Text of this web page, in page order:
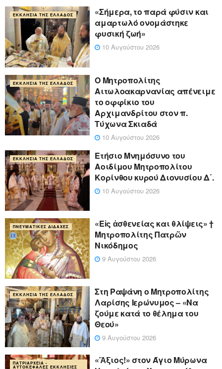
ΕΚΚΛΗΣΊΑ ΤΗΣ ΕΛΛΆΔΟΣ
«Σήμερα, το παρά φύσιν και
αμαρτωλό ονομάστηκε
φυσική ζωή»
10 Αυγούστου 2026
ΕΚΚΛΗΣΊΑ ΤΗΣ ΕΛΛΆΔΟΣ
Ο Μητροπολίτης
Αιτωλοακαρνανίας απένειμε
το οφφίκιο του
Αρχιμανδρίτου στον π.
Τύχωνα Σκιαδά
10 Αυγούστου 2026
ΕΚΚΛΗΣΊΑ ΤΗΣ ΕΛΛΆΔΟΣ
Ετήσιο Μνημόσυνο του
Αοιδίμου Μητροπολίτου
Κορίνθου κυρού Διονυσίου Δ΄.
10 Αυγούστου 2026
ΠΝΕΥΜΑΤΙΚΈΣ ΔΙΔΑΧΈΣ
«Eἰς ἀσθενείας και θλίψεις» †
Μητροπολίτης Πατρῶν
Νικόδημος
9 Αυγούστου 2026
ΕΚΚΛΗΣΊΑ ΤΗΣ ΕΛΛΆΔΟΣ
Στη Ραψάνη ο Μητροπολίτης
Λαρίσης Ιερώνυμος – «Να
ζούμε κατά το θέλημα του
Θεού»
9 Αυγούστου 2026
ΠΑΤΡΙΑΡΧΕΊΑ -
ΑΥΤΟΚΈΦΑΛΕΣ ΕΚΚΛΗΣΊΕΣ
«Ἄξιος!» στον Άγιο Μύρωνα